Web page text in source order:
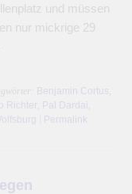
und müssen
nur mickrige 29
Benjamin Cortus
Richter Pal Dardai
Permalink